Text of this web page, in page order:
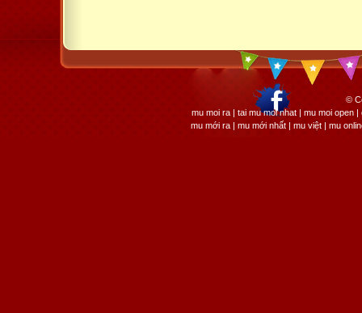
©
mu moi ra | tai mu moi nhat | mu moi open
mu mới ra | mu mới nhất | mu việt | mu